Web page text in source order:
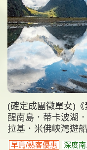
(確定成團徵單女)
醒南島．蒂卡波湖
拉基．米佛峽灣遊船
早鳥/熟客優惠 深度